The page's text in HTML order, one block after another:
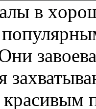
в
красивым